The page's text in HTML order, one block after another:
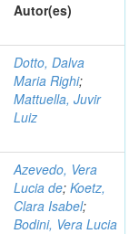
Autor(es)
Dotto, Dalva
Maria Righi;
Mattuella, Juvir
Luiz
Azevedo, Vera
Lucia de; Koetz,
Clara Isabel;
Bodini, Vera Lucia